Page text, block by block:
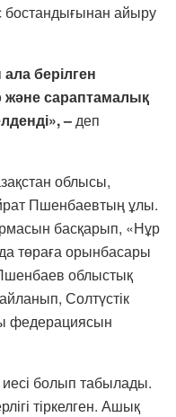
айыру
берілген
және сараптамалық
–деп
облысы,
Пшенбаевтың ұлы.
басқарып, «Нұр
төраға орынбасары
облыстық
Солтүстік
федерациясын
болып табылады.
тіркелген. Ашық